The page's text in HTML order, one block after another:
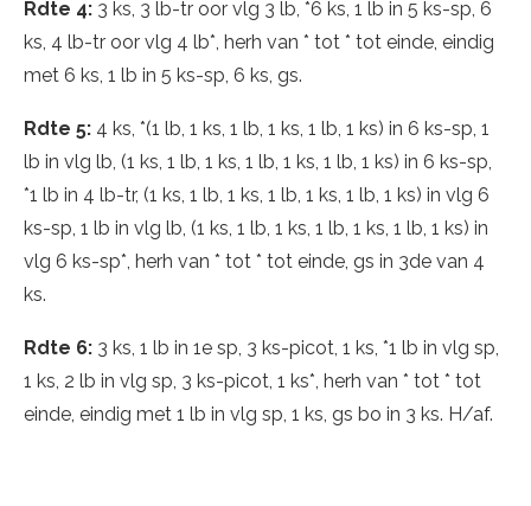
Rdte 4: 3 ks, 3 lb-tr oor vlg 3 lb, *6 ks, 1 lb in 5 ks-sp, 6
ks, 4 lb-tr oor vlg 4 lb*, herh van * tot * tot einde, eindig
met 6 ks, 1 lb in 5 ks-sp, 6 ks, gs.
Rdte 5: 4 ks, *(1 lb, 1 ks, 1 lb, 1 ks, 1 lb, 1 ks) in 6 ks-sp, 1
lb in vlg lb, (1 ks, 1 lb, 1 ks, 1 lb, 1 ks, 1 lb, 1 ks) in 6 ks-sp,
*1 lb in 4 lb-tr, (1 ks, 1 lb, 1 ks, 1 lb, 1 ks, 1 lb, 1 ks) in vlg 6
ks-sp, 1 lb in vlg lb, (1 ks, 1 lb, 1 ks, 1 lb, 1 ks, 1 lb, 1 ks) in
vlg 6 ks-sp*, herh van * tot * tot einde, gs in 3de van 4
ks.
Rdte 6: 3 ks, 1 lb in 1e sp, 3 ks-picot, 1 ks, *1 lb in vlg sp,
1 ks, 2 lb in vlg sp, 3 ks-picot, 1 ks*, herh van * tot * tot
einde, eindig met 1 lb in vlg sp, 1 ks, gs bo in 3 ks. H/af.